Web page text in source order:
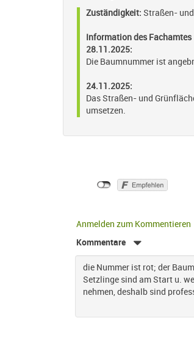
Zuständigkeit: Straßen-
Information des Fachamtes
28.11.2025:
Die Baumnummer ist
24.11.2025:
Das Straßen- und
umsetzen.
Anmelden zum Kommentieren
Kommentare
die Nummer ist rot; der
Setzlinge sind am Start u.
nehmen, deshalb sind